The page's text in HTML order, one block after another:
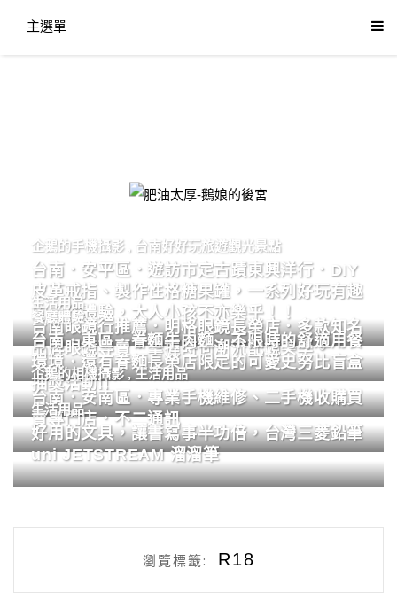
主選單
肥油太厚-鵝娘的後宮
企鵝的手機攝影 台南好好玩旅遊觀光景點
台南．安平區．遊訪市定古蹟東興洋行．DIY
皮革戒指、製作性格糖果罐，一系列好玩有趣
的手作體驗，大人小孩不亦樂乎！！
生活用品
台南眼鏡行推薦．明格眼鏡長榮店．多款知名
品牌眼鏡專賣．掌握時尚潮流配鏡美學。
餐廳體驗
台南．東區．眷麵牛肉麵．不限時的舒適用餐
環境．還有眷麵長榮店限定的可愛史努比盲盒
抽獎活動!!
企鵝的相機攝影,生活用品
台南．安南區．專業手機維修、二手機收購買
賣專門店．不二通訊
生活用品
好用的文具，讓書寫事半功倍，台灣三菱鉛筆
uni JETSTREAM 溜溜筆
瀏覽標籤: R18